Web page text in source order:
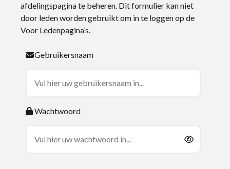
afdelingspagina te beheren. Dit formulier kan niet
door leden worden gebruikt om in te loggen op de
Voor Ledenpagina’s.
Gebruikersnaam
Wachtwoord